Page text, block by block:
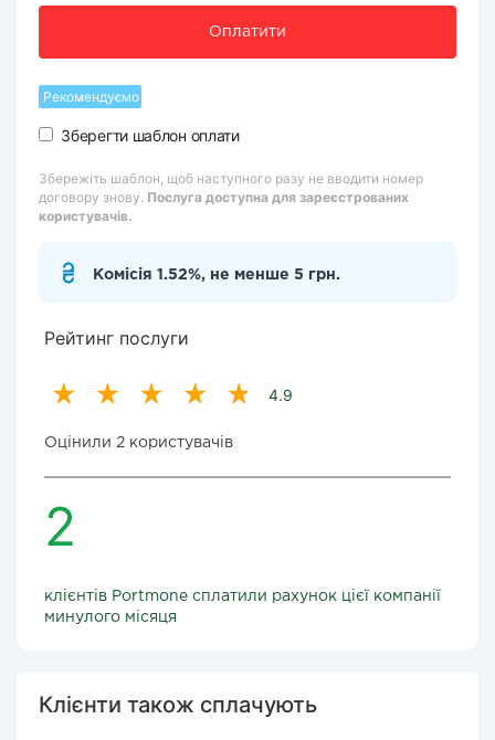
Оплатити
Рекомендуємо
Зберегти шаблон оплати
Збережіть шаблон, щоб наступного разу не вводити номер
договору знову. Послуга доступна для зареєстрованих
користувачів.
Комісія 1.52%, не менше 5 грн.
Рейтинг послуги
4.9
Оцінили 2 користувачів
2
клієнтів Portmone сплатили рахунок цієї компанії
минулого місяця
Клієнти також сплачують